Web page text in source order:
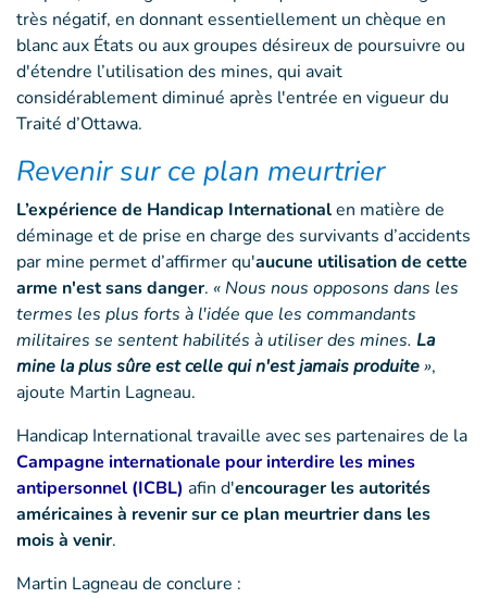
très négatif, en donnant essentiellement un chèque en
blanc aux États ou aux groupes désireux de poursuivre ou
d'étendre l’utilisation des mines, qui avait
considérablement diminué après l'entrée en vigueur du
Traité d’Ottawa.
Revenir sur ce plan meurtrier
L’expérience de Handicap Internationalen matière de
déminage et de prise en charge des survivants d’accidents
par mine permet d’affirmer qu'aucune utilisation de cette
arme n'est sans danger. « Nous nous opposons dans les
termes les plus forts à l'idée que les commandants
militaires se sentent habilités à utiliser des mines. La
mine la plus sûre est celle qui n'est jamais produite»,
ajoute Martin Lagneau.
Handicap International travaille avec ses partenaires de la
Campagne internationale pour interdire les mines
antipersonnel (ICBL) afin d'encourager les autorités
américaines à revenir sur ce plan meurtrier dans les
mois à venir.
Martin Lagneau de conclure :